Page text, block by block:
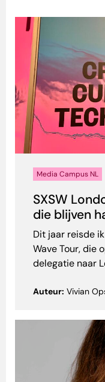
Media Campus NL
SXSW
die blijven
Dit jaar reisde
Wave Tour, die
delegatie naar
Auteur: Vivian